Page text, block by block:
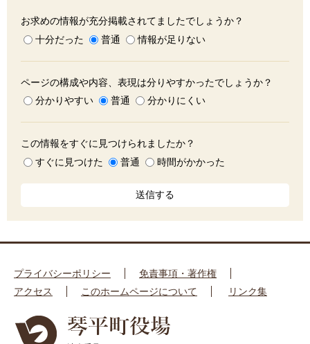
お求めの情報が充分掲載されてましたでしょうか？
十分だった
普通 情報が足りない
ページの構成や内容、表現は分りやすかったでしょうか？
分かりやすい
普通 分かりにくい
この情報をすぐに見つけられましたか？
すぐに見つけた
普通 時間がかかった
プライバシーポリシー
免責事項・著作権
アクセス
このホームページについて リンク集